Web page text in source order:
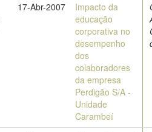
17-Abr-2007
Impacto da
educação
corporativa no
desempenho
dos
colaboradores
da empresa
Perdigão S/A -
Unidade
Carambeí